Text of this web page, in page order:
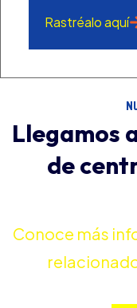
Rastréalo aquí
Llegamos
de
Conoce más